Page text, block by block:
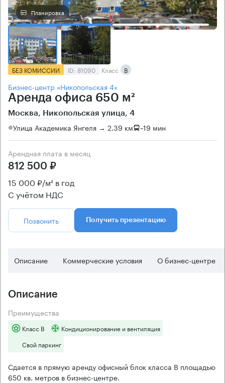
Планировка
БЕЗ КОМИССИИ ID: 81090 Класс B
Бизнес-центр «Никопольская 4»
Аренда офиса 650 м²
Москва, Никопольская улица, 4
Улица Академика Янгеля → 2.39 км ~19 мин
Арендная плата в месяц
812 500 ₽
15 000 ₽/м² в год
С учётом НДС
Позвонить Получить презентацию
Описание Коммерческие условия О бизнес-центре
Описание
Преимущества
Класс B
Кондиционирование и вентиляция
Свой паркинг
Сдается в прямую аренду офисный блок класса B площадью
650 кв. метров в бизнес-центре.